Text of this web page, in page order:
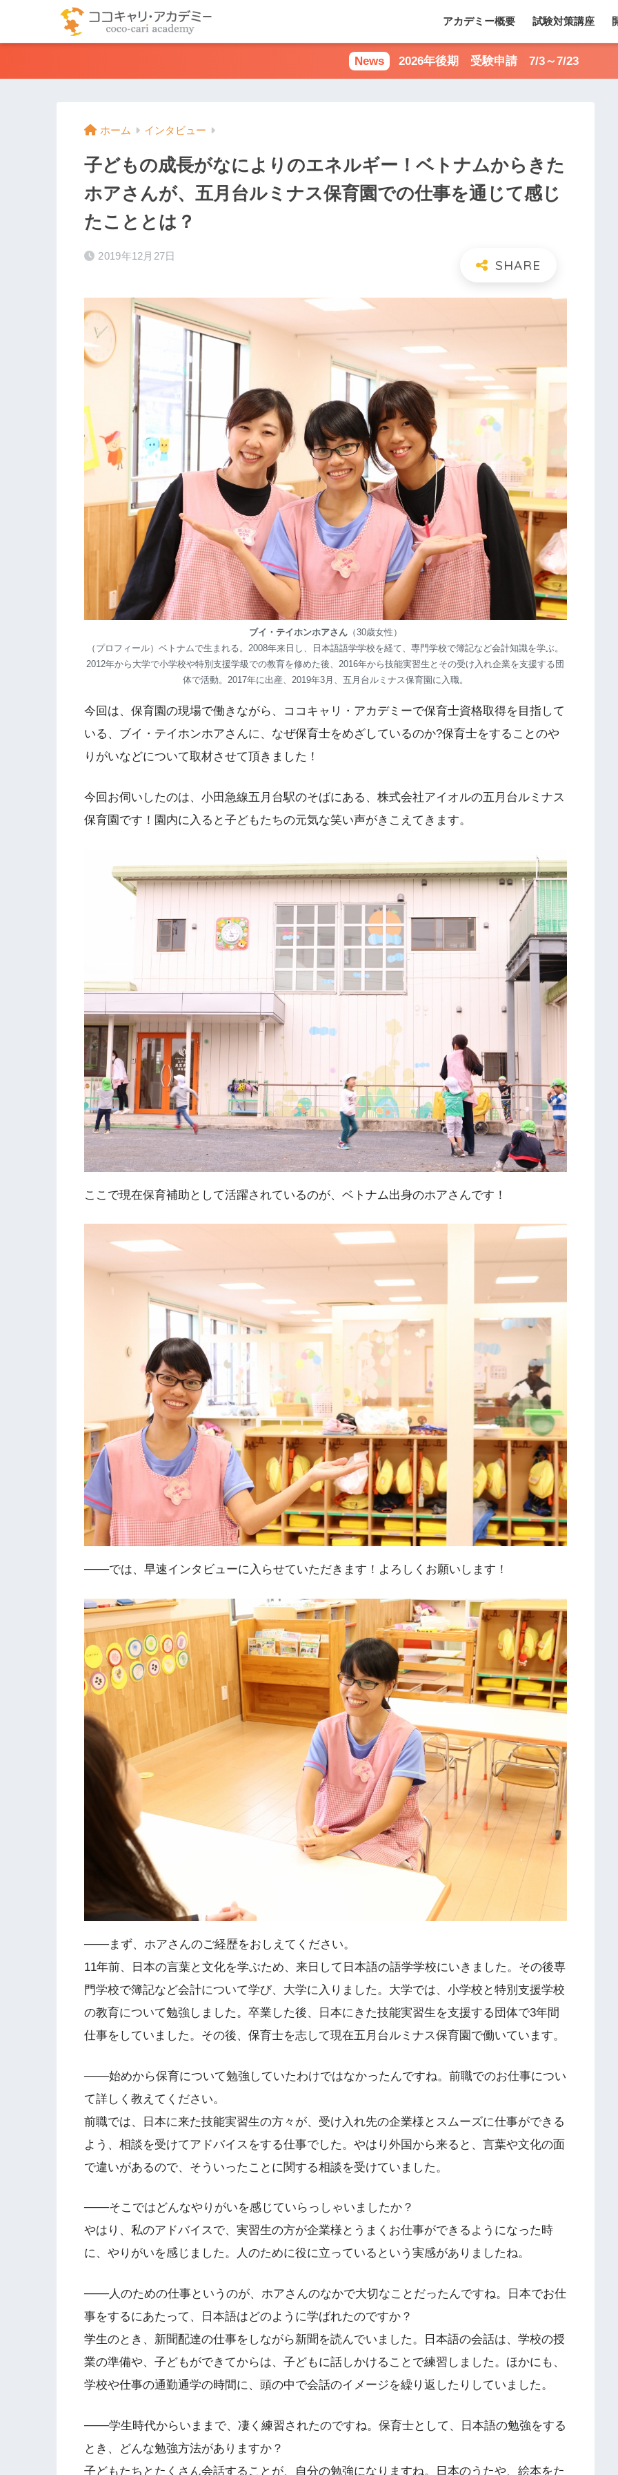
アカデミー概要 試験対策講座
2026年後期 受験申請 7/3～7/23
ホーム インタビュー
子どもの成長がなによりのエネルギー！ベトナムからきた
ホアさんが、五月台ルミナス保育園での仕事を通じて感じ
たこととは？
2019年12月27日
ブイ・テイホンホアさん（30歳女性）
（プロフィール）ベトナムで生まれる。2008年来日し、日本語語学学校を経て、専門学校で簿記など会計知識を学ぶ。
2012年から大学で小学校や特別支援学級での教育を修めた後、2016年から技能実習生とその受け入れ企業を支援する団
体で活動。2017年に出産、2019年3月、五月台ルミナス保育園に入職。
今回は、保育園の現場で働きながら、ココキャリ・アカデミーで保育士資格取得を目指して
いる、ブイ・テイホンホアさんに、なぜ保育士をめざしているのか?保育士をすることのや
りがいなどについて取材させて頂きました！
今回お伺いしたのは、小田急線五月台駅のそばにある、株式会社アイオルの五月台ルミナス
保育園です！園内に入ると子どもたちの元気な笑い声がきこえてきます。
ここで現在保育補助として活躍されているのが、ベトナム出身のホアさんです！
───では、早速インタビューに入らせていただきます！よろしくお願いします！
───まず、ホアさんのご経歴をおしえてください。
11年前、日本の言葉と文化を学ぶため、来日して日本語の語学学校にいきました。その後専
門学校で簿記など会計について学び、大学に入りました。大学では、小学校と特別支援学校
の教育について勉強しました。卒業した後、日本にきた技能実習生を支援する団体で3年間
仕事をしていました。その後、保育士を志して現在五月台ルミナス保育園で働いています。
───始めから保育について勉強していたわけではなかったんですね。前職でのお仕事につい
て詳しく教えてください。
前職では、日本に来た技能実習生の方々が、受け入れ先の企業様とスムーズに仕事ができる
よう、相談を受けてアドバイスをする仕事でした。やはり外国から来ると、言葉や文化の面
で違いがあるので、そういったことに関する相談を受けていました。
───そこではどんなやりがいを感じていらっしゃいましたか？
やはり、私のアドバイスで、実習生の方が企業様とうまくお仕事ができるようになった時
に、やりがいを感じました。人のために役に立っているという実感がありましたね。
───人のための仕事というのが、ホアさんのなかで大切なことだったんですね。日本でお仕
事をするにあたって、日本語はどのように学ばれたのですか？
学生のとき、新聞配達の仕事をしながら新聞を読んでいました。日本語の会話は、学校の授
業の準備や、子どもができてからは、子どもに話しかけることで練習しました。ほかにも、
学校や仕事の通勤通学の時間に、頭の中で会話のイメージを繰り返したりしていました。
───学生時代からいままで、凄く練習されたのですね。保育士として、日本語の勉強をする
とき、どんな勉強方法がありますか？
子どもたちとたくさん会話することが、自分の勉強になりますね。日本のうたや、絵本をた